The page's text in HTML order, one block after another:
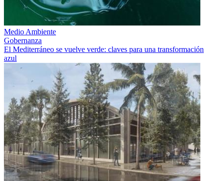
Medio Ambiente
Gobernanza
El Mediterráneo se vuelve verde: claves para una transformación
azul